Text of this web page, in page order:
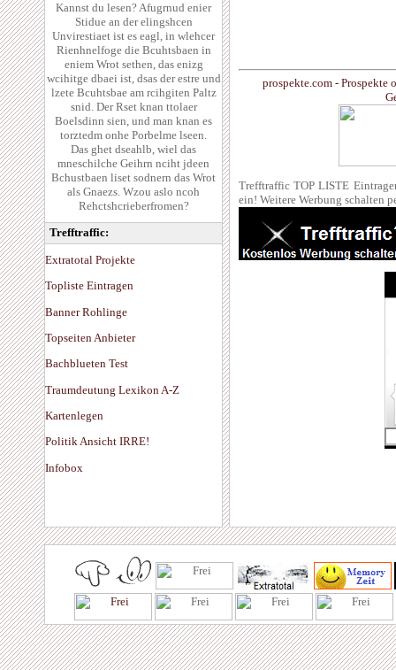
Kannst du lesen? Afugrnud enier
Stidue an der elingshcen
Unvirestiaet ist es eagl, in wlehcer
Rienhnelfoge die Bcuhtsbaen in
eniem Wrot sethen, das enizg
wcihitge dbaei ist, dsas der estre und
lzete Bcuhtsbae am rcihgiten Paltz
snid. Der Rset knan ttolaer
Boelsdinn sien, und man knan es
torztedm onhe Porbelme lseen.
Das ghet dseahlb, wiel das
mneschilche Geihrn nciht jdeen
Bchustbaen liset sodnern das Wrot
als Gnaezs. Wzou aslo ncoh
Rehctshcrieberfromen?
Trefftraffic:
Extratotal Projekte
Topliste Eintragen
Banner Rohlinge
Topseiten Anbieter
Bachblueten Test
Traumdeutung Lexikon A-Z
Kartenlegen
Politik Ansicht IRRE!
Infobox
prospekte.com - Prospekte
Trefftraffic TOP LISTE
ein! Weitere Werbung schalten